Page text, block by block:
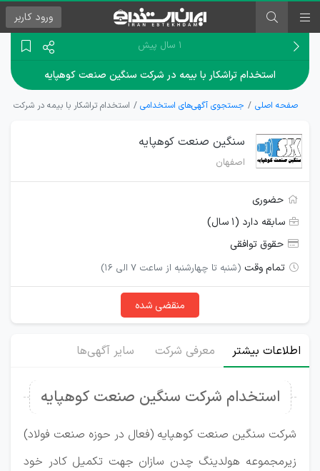
ورود کاربر
۱ سال پیش
استخدام تراشکار با بیمه در شرکت سنگین صنعت کوهپایه
صفحه اصلی جستجوی آگهی‌های استخدامی استخدام تراشکار با بیمه در شرکت
سنگین صنعت کوهپایه
اصفهان
حضوری
سابقه دارد (۱ سال)
حقوق توافقی
تمام وقت (شنبه تا چهارشنبه از ساعت 7 الی 16)
منقضی شده
اطلاعات بیشتر معرفی شرکت سایر آگهی‌ها
استخدام شرکت سنگین صنعت کوهپایه
شرکت سنگین صنعت کوهپایه (فعال در حوزه صنعت فولاد)
زیرمجموعه هولدینگ چدن سازان جهت تکمیل کادر خود